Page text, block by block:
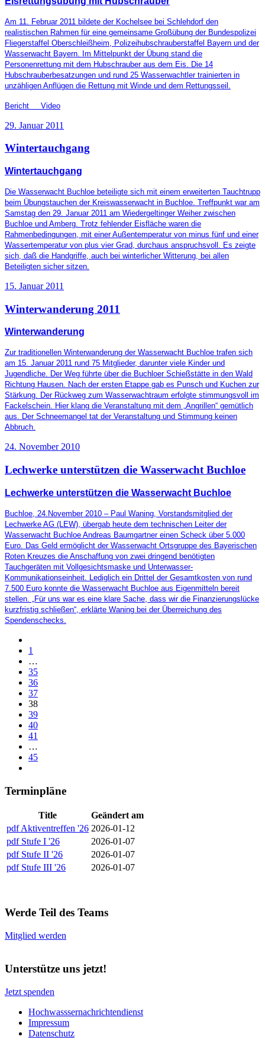
Am 11. Februar 2011 bildete der Kochelsee bei Schlehdorf den
realistischen Rahmen für eine gemeinsame Großübung der Bundespolizei
Fliegerstaffel Oberschleißheim, Polizeihubschrauberstaffel Bayern und der
Wasserwacht Bayern. Im Mittelpunkt der Übung stand die
Personenrettung mit dem Hubschrauber aus dem Eis. Die 14
Hubschrauberbesatzungen und rund 25 Wasserwachtler trainierten in
unzähligen Anflügen die Rettung mit Winde und dem Rettungsseil.
Bericht Video
29. Januar 2011
Wintertauchgang
Wintertauchgang
Die Wasserwacht Buchloe beteiligte sich mit einem erweiterten Tauchtrupp
beim Übungstauchen der Kreiswasserwacht in Buchloe. Treffpunkt war am
Samstag den 29. Januar 2011 am Wiedergeltinger Weiher zwischen
Buchloe und Amberg. Trotz fehlender Eisfläche waren die
Rahmenbedingungen, mit einer Außentemperatur von minus fünf und einer
Wassertemperatur von plus vier Grad, durchaus anspruchsvoll. Es zeigte
sich, daß die Handgriffe, auch bei winterlicher Witterung, bei allen
Beteiligten sicher sitzen.
15. Januar 2011
Winterwanderung 2011
Winterwanderung
Zur traditionellen Winterwanderung der Wasserwacht Buchloe trafen sich
am 15. Januar 2011 rund 75 Mitglieder, darunter viele Kinder und
Jugendliche. Der Weg führte über die Buchloer Schießstätte in den Wald
Richtung Hausen. Nach der ersten Etappe gab es Punsch und Kuchen zur
Stärkung. Der Rückweg zum Wasserwachtraum erfolgte stimmungsvoll im
Fackelschein. Hier klang die Veranstaltung mit dem „Angrillen“ gemütlich
aus. Der Schneemangel tat der Veranstaltung und Stimmung keinen
Abbruch.
24. November 2010
Lechwerke unterstützen die Wasserwacht Buchloe
Lechwerke unterstützen die Wasserwacht Buchloe
Buchloe, 24.November 2010 – Paul Waning, Vorstandsmitglied der
Lechwerke AG (LEW), übergab heute dem technischen Leiter der
Wasserwacht Buchloe Andreas Baumgartner einen Scheck über 5.000
Euro. Das Geld ermöglicht der Wasserwacht Ortsgruppe des Bayerischen
Roten Kreuzes die Anschaffung von zwei dringend benötigten
Tauchgeräten mit Vollgesichtsmaske und Unterwasser-
Kommunikationseinheit. Lediglich ein Drittel der Gesamtkosten von rund
7.500 Euro konnte die Wasserwacht Buchloe aus Eigenmitteln bereit
stellen. „Für uns war es eine klare Sache, dass wir die Finanzierungslücke
kurzfristig schließen“, erklärte Waning bei der Überreichung des
Spendenschecks.
1
…
35
36
37
38
39
40
41
…
45
Terminpläne
Title
Geändert am
pdf Aktiventreffen '26 2026-01-12
pdf Stufe I '26
2026-01-07
pdf Stufe II '26
2026-01-07
pdf Stufe III '26 2026-01-07
Werde Teil des Teams
Mitglied werden
Unterstütze uns jetzt!
Jetzt spenden
Hochwasssernachrichtendienst
Impressum
Datenschutz